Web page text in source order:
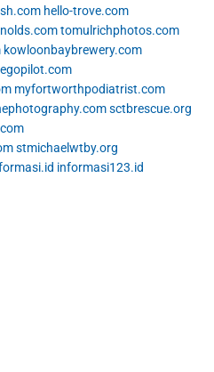
hello-trove.com
tomulrichphotos.com
kowloonbaybrewery.com
myfortworthpodiatrist.com
sctbrescue.org
stmichaelwtby.org
informasi123.id